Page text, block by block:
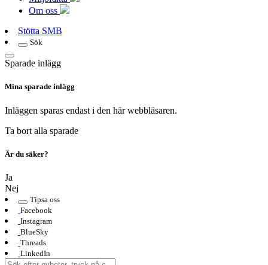
Om oss
Stötta SMB
Sök
Sparade inlägg
Mina sparade inlägg
Inläggen sparas endast i den här webbläsaren.
Ta bort alla sparade
Är du säker?
Ja
Nej
Tipsa oss
Facebook
Instagram
BlueSky
Threads
LinkedIn